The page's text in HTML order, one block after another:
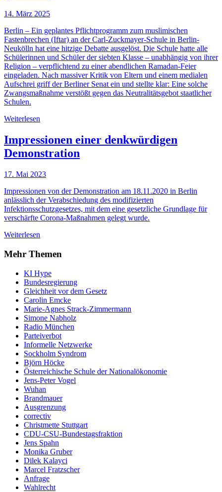
14. März 2025
Berlin – Ein geplantes Pflichtprogramm zum muslimischen
Fastenbrechen (Iftar) an der Carl-Zuckmayer-Schule in Berlin-
Neukölln hat eine hitzige Debatte ausgelöst. Die Schule hatte alle
Schülerinnen und Schüler der siebten Klasse – unabhängig von ihrer
Religion – verpflichtend zu einer abendlichen Ramadan-Feier
eingeladen. Nach massiver Kritik von Eltern und einem medialen
Aufschrei griff der Berliner Senat ein und stellte klar: Eine solche
Zwangsmaßnahme verstößt gegen das Neutralitätsgebot staatlicher
Schulen.
Weiterlesen
Impressionen einer denkwürdigen
Demonstration
17. Mai 2023
Impressionen von der Demonstration am 18.11.2020 in Berlin
anlässlich der Verabschiedung des modifizierten
Infektionsschutzgesetzes, mit dem eine gesetzliche Grundlage für
verschärfte Corona-Maßnahmen gelegt wurde.
Weiterlesen
Mehr Themen
KI Hype
Bundesregierung
Gleichheit vor dem Gesetz
Carolin Emcke
Marie-Agnes Strack-Zimmermann
Simone Nabholz
Radio München
Parteiverbot
Informelle Netzwerke
Sockholm Syndrom
Björn Höcke
Österreichische Schule der Nationalökonomie
Jens-Peter Vogel
Wuhan
Brandmauer
Ausgrenzung
correctiv
Christmette Stuttgart
CDU-CSU-Bundestagsfraktion
Jens Spahn
Monika Gruber
Dilek Kalayci
Marcel Fratzscher
Anfrage
Wahlrecht